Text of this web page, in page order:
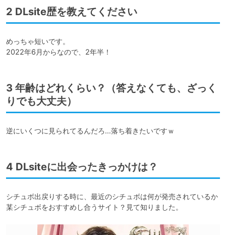
2 DLsite歴を教えてください
めっちゃ短いです。
2022年6月からなので、2年半！
3 年齢はどれくらい？（答えなくても、ざっく
りでも大丈夫）
逆にいくつに見られてるんだろ…落ち着きたいですｗ
4 DLsiteに出会ったきっかけは？
シチュボ出戻りする時に、最近のシチュボは何が発売されているか